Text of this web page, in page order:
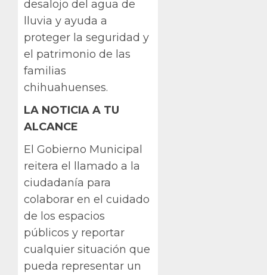
desalojo del agua de
lluvia y ayuda a
proteger la seguridad y
el patrimonio de las
familias
chihuahuenses.
LA NOTICIA A TU
ALCANCE
El Gobierno Municipal
reitera el llamado a la
ciudadanía para
colaborar en el cuidado
de los espacios
públicos y reportar
cualquier situación que
pueda representar un